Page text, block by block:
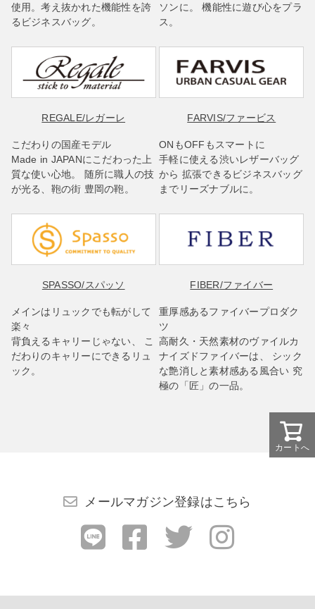
カートへ
使用。考え抜かれた機能性を誇
るビジネスバッグ。
ソンに。 機能性に遊び心をプラ
ス。
REGALE/レガーレ
こだわりの国産モデル
Made in JAPANにこだわった上
質な使い心地。 随所に職人の技
が光る、鞄の街 豊岡の鞄。
FARVIS/ファービス
ONもOFFもスマートに
手軽に使える渋いレザーバッグ
から 拡張できるビジネスバッグ
までリーズナブルに。
SPASSO/スパッソ
メインはリュックでも転がして
楽々
背負えるキャリーじゃない、 こ
だわりのキャリーにできるリュ
ック。
FIBER/ファイバー
重厚感あるファイバープロダク
ツ
高耐久・天然素材のヴァイルカ
ナイズドファイバーは、 シック
な艶消しと素材感ある風合い 究
極の「匠」の一品。
メールマガジン登録はこちら